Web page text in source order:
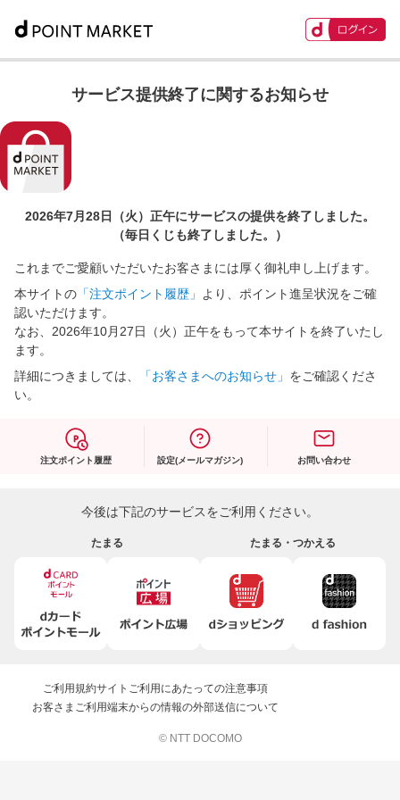
サービス提供終了に関するお知らせ
2026年7月28日（火）正午にサービスの提供を終了しました。
（毎日くじも終了しました。）
これまでご愛顧いただいたお客さまには厚く御礼申し上げます。
本サイトの 「注文ポイント履歴」
より、ポイント進呈状況をご確
認いただけます。
なお、2026年10月27日（火）正午をもって本サイトを終了いたし
ます。
詳細につきましては、
「お客さまへのお知らせ」 をご確認くださ
い。
注文ポイント履歴 設定(メールマガジン) お問い合わせ
今後は下記のサービスをご利用ください。
たまる たまる・つかえる
ご利用規約サイトご利用にあたっての注意事項
お客さまご利用端末からの情報の外部送信について
© NTT DOCOMO